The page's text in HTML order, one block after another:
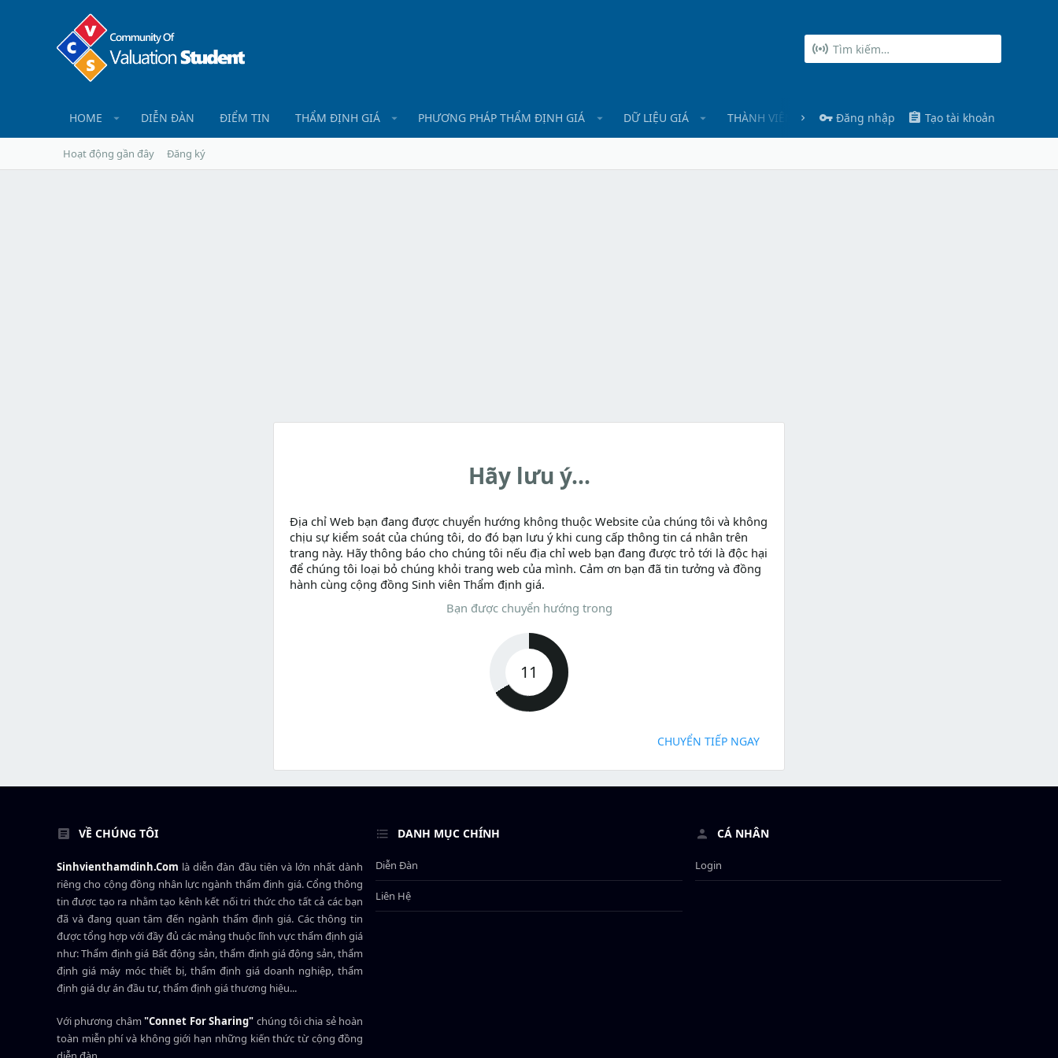
HOME DIỄN ĐÀN ĐIỂM TIN THẨM ĐỊNH GIÁ PHƯƠNG PHÁP THẨM ĐỊNH GIÁ DỮ LIỆU GIÁ THÀNH VIÊN Đăng nhập Tạo tài khoản
Hoạt động gần đây Đăng ký
Hãy lưu ý...
Địa chỉ Web bạn đang được chuyển hướng không thuộc Website của chúng tôi và không
chịu sự kiểm soát của chúng tôi, do đó bạn lưu ý khi cung cấp thông tin cá nhân trên
trang này. Hãy thông báo cho chúng tôi nếu địa chỉ web bạn đang được trỏ tới là độc hại
để chúng tôi loại bỏ chúng khỏi trang web của mình. Cảm ơn bạn đã tin tưởng và đồng
hành cùng cộng đồng Sinh viên Thẩm định giá.
Bạn được chuyển hướng trong
11
CHUYỂN TIẾP NGAY
VỀ CHÚNG TÔI
Sinhvienthamdinh.Com là diễn đàn đầu tiên và lớn nhất dành
riêng cho cộng đồng nhân lực ngành thẩm định giá. Cổng thông
tin được tạo ra nhằm tạo kênh kết nối tri thức cho tất cả các bạn
đã và đang quan tâm đến ngành thẩm định giá. Các thông tin
được tổng hợp với đầy đủ các mảng thuộc lĩnh vực thẩm định giá
như: Thẩm định giá Bất động sản, thẩm định giá động sản, thẩm
định giá máy móc thiết bị, thẩm định giá doanh nghiệp, thẩm
định giá dự án đầu tư, thẩm định giá thương hiệu...
Với phương châm"Connet For Sharing" chúng tôi chia sẻ hoàn
toàn miễn phí và không giới hạn những kiến thức từ cộng đồng
DANH MỤC CHÍNH
Diễn Đàn
Liên Hệ
CÁ NHÂN
Login